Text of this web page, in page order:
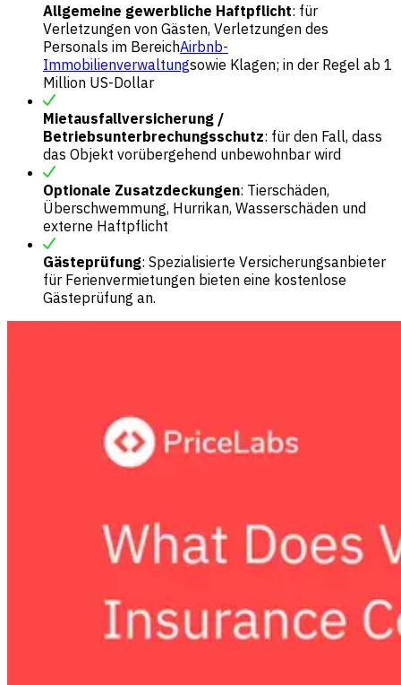
Allgemeine gewerbliche Haftpflicht: für
Verletzungen von Gästen, Verletzungen des
Personals im BereichAirbnb-
Immobilienverwaltungsowie Klagen; in der Regel ab 1
Million US-Dollar
Mietausfallversicherung /
Betriebsunterbrechungsschutz: für den Fall, dass
das Objekt vorübergehend unbewohnbar wird
Optionale Zusatzdeckungen: Tierschäden,
Überschwemmung, Hurrikan, Wasserschäden und
externe Haftpflicht
Gästeprüfung: Spezialisierte Versicherungsanbieter
für Ferienvermietungen bieten eine kostenlose
Gästeprüfung an.